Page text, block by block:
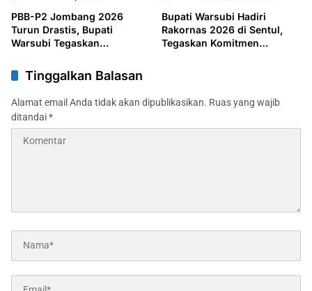
PBB-P2 Jombang 2026
Turun Drastis, Bupati
Warsubi Tegaskan
Sosial
Bupati Warsubi Hadiri
Rakornas 2026 di Sentul,
Tegaskan Komitmen
Tinggalkan Balasan
Alamat email Anda tidak akan dipublikasikan. Ruas yang wajib
ditandai*